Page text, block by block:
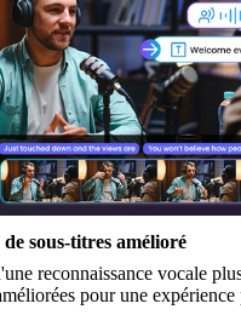
sous-titres amélioré
reconnaissance vocale
pour une